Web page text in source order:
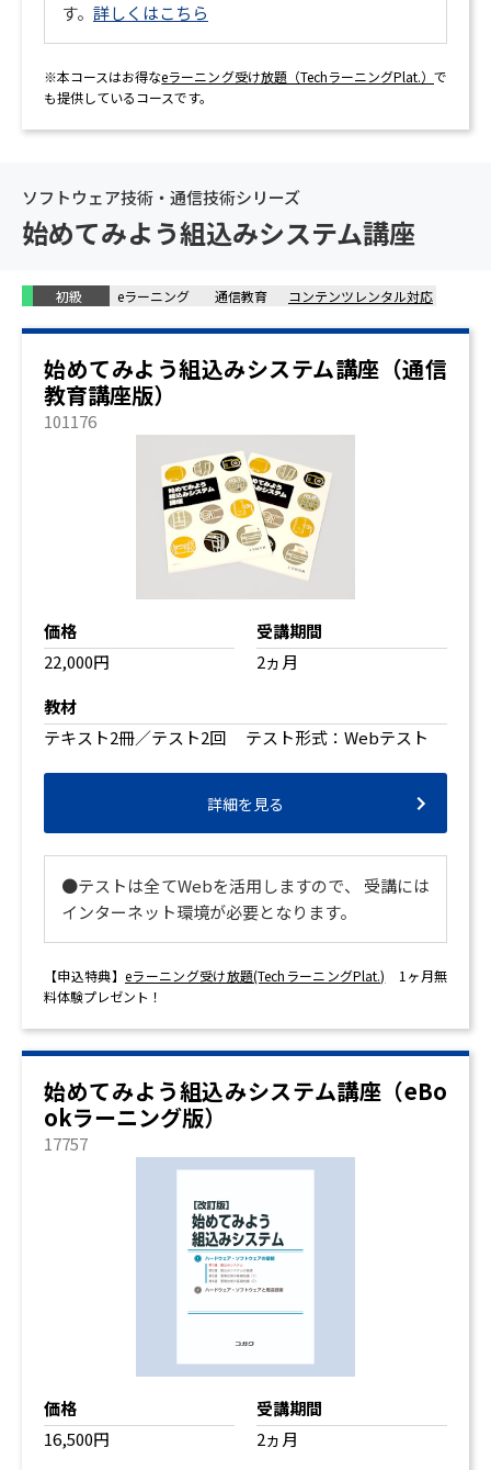
す。 詳しくはこちら
※本コースはお得なeラーニング受け放題（TechラーニングPlat.）で
も提供しているコースです。
ソフトウェア技術・通信技術シリーズ
始めてみよう組込みシステム講座
初級 eラーニング 通信教育 コンテンツレンタル対応
始めてみよう組込みシステム講座（通信
教育講座版）
101176
価格
22,000円
受講期間
2ヵ月
教材
テキスト2冊／テスト2回 テスト形式：Webテスト
詳細を見る
●テストは全てWebを活用しますので、 受講には
インターネット環境が必要となります。
【申込特典】 eラーニング受け放題(TechラーニングPlat.) 1ヶ月無
料体験プレゼント！
始めてみよう組込みシステム講座（eBo
okラーニング版）
17757
価格
16,500円
受講期間
2ヵ月